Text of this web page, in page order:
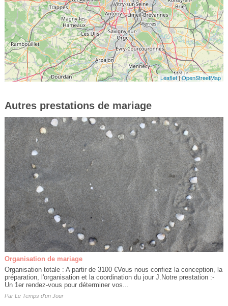
Leaflet|OpenStreetMap
Autres prestations de mariage
Organisation de mariage
Organisation totale : A partir de 3100 €Vous nous confiez la conception, la
préparation, l'organisation et la coordination du jour J.Notre prestation :-
Un 1er rendez-vous pour déterminer vos...
Par Le Temps d'un Jour